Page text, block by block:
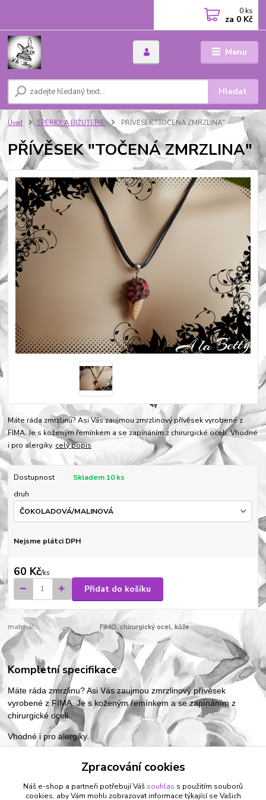
Menu
Hledat
0 ks
za 0 Kč
Úvod ŠPERKY A BIŽUTERIE PŘÍVĚSEK "TOČENÁ ZMRZLINA"
PŘÍVĚSEK "TOČENÁ ZMRZLINA"
Máte ráda zmrzlinu? Asi Vás zaujmou zmrzlinový přívěsek vyrobené z
FIMA. Je s koženým řemínkem a se zapínáním z chirurgické oceli. Vhodné
i pro alergiky. celý popis
Dostupnost
Skladem 10 ks
druh
Nejsme plátci DPH
60 Kč/ks
Přidat do košíku
materiál: FIMO, chirurgický ocel, kůže
Kompletní specifikace
Máte ráda zmrzlinu? Asi Vás zaujmou zmrzlinový přívěsek
vyrobené z FIMA. Je s koženým řemínkem a se zapínáním z
chirurgické oceli.
Vhodné i pro alergiky.
Zboží zařazeno v kategoriích
Zpracování cookies
Náš e-shop a partneři potřebují Váš souhlas s použitím souborů
cookies, aby Vám mohli zobrazovat informace týkající se Vašich